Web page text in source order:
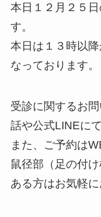
本日１２月２５
す。
本日は１３時以
なっております。
受診に関するお
話や公式LINEに
また、ご予約は
鼠径部（足の付
ある方はお気軽に